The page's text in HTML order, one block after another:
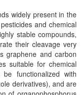
widely present in the
and chemical
stable compounds,
their cleavage very
graphene and carbon
suitable for chemical
functionalized with
derivatives), and are